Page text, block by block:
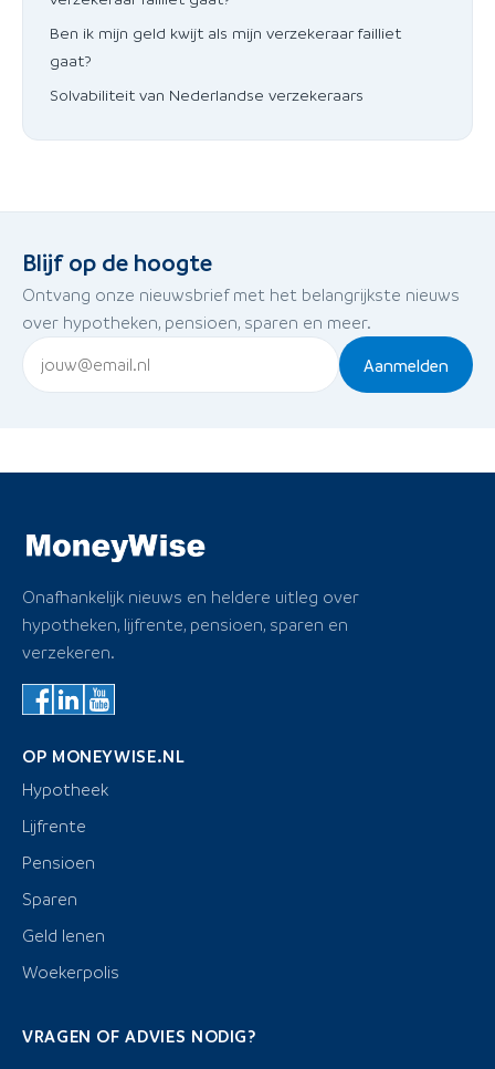
Ben ik mijn geld kwijt als mijn verzekeraar failliet
gaat?
Solvabiliteit van Nederlandse verzekeraars
Blijf op de hoogte
Ontvang onze nieuwsbrief met het belangrijkste nieuws
over hypotheken, pensioen, sparen en meer.
Aanmelden
Onafhankelijk nieuws en heldere uitleg over
hypotheken, lijfrente, pensioen, sparen en
verzekeren.
OP MONEYWISE.NL
Hypotheek
Lijfrente
Pensioen
Sparen
Geld lenen
Woekerpolis
VRAGEN OF ADVIES NODIG?